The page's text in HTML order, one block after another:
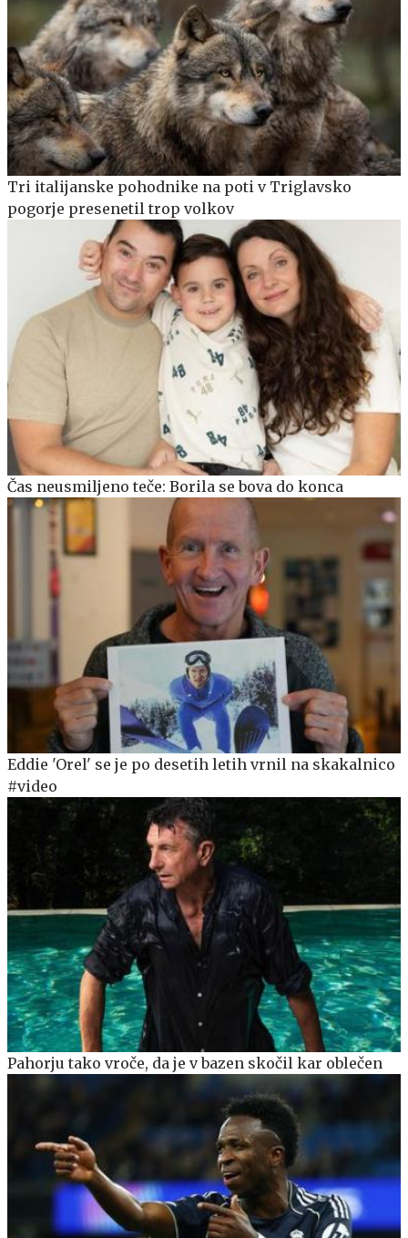
Tri italijanske pohodnike na poti v Triglavsko
pogorje presenetil trop volkov
Čas neusmiljeno teče: Borila se bova do konca
Eddie 'Orel' se je po desetih letih vrnil na skakalnico
#video
Pahorju tako vroče, da je v bazen skočil kar oblečen